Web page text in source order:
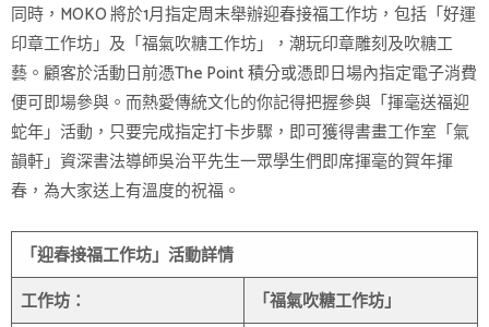
同時，MOKO 將於1月指定周末舉辦迎春接福工作坊，包括「好運
印章工作坊」及「福氣吹糖工作坊」，潮玩印章雕刻及吹糖工
藝。顧客於活動日前憑The Point 積分或憑即日場內指定電子消費
便可即場參與。而熱愛傳統文化的你記得把握參與「揮毫送福迎
蛇年」活動，只要完成指定打卡步驟，即可獲得書畫工作室「氣
韻軒」資深書法導師吳治平先生一眾學生們即席揮毫的賀年揮
春，為大家送上有溫度的祝福。
「迎春接福工作坊」活動詳情
工作坊： 「福氣吹糖工作坊」